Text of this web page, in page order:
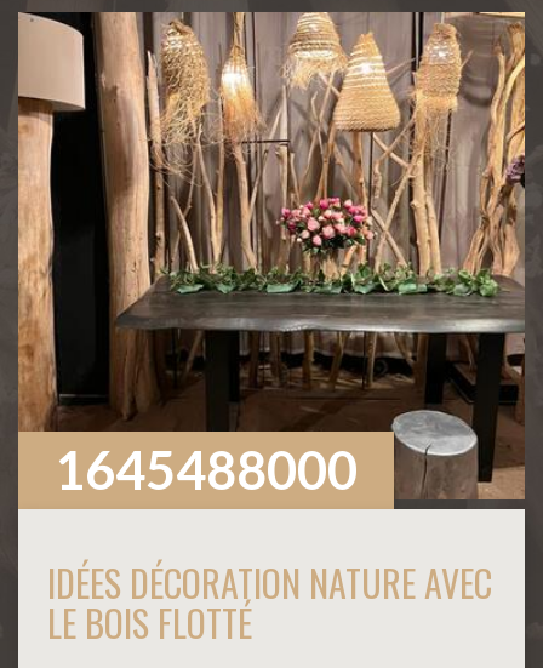
1645488000
IDÉES DÉCORATION NATURE AVEC
LE BOIS FLOTTÉ